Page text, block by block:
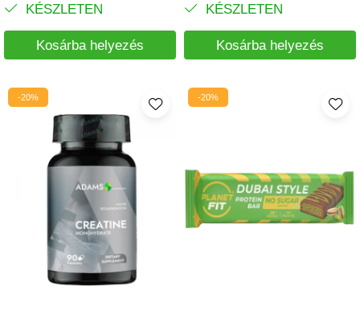
KÉSZLETEN
Kosárba helyezés
KÉSZLETEN
Kosárba helyezés
-20% -20%